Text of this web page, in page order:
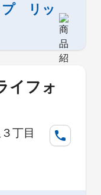
プ リッ
イフォ
丁目